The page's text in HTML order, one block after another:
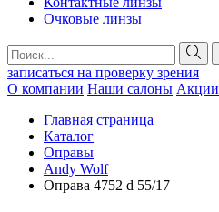
Очковые линзы
записаться на проверку зрения
О компании Наши салоны Акции
Главная страница
Каталог
Оправы
Andy Wolf
Оправа 4752 d 55/17